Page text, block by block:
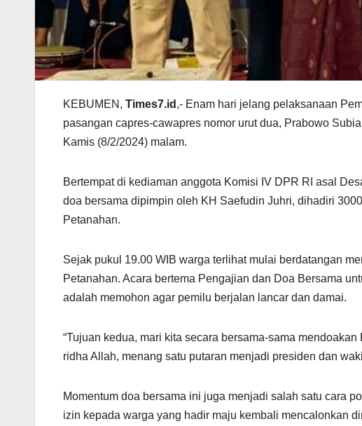
KEBUMEN, Times7.id ,- Enam hari jelang pelaksanaan
pasangan capres-cawapres nomor urut dua, Prabowo
Kamis (8/2/2024) malam.
Bertempat di kediaman anggota Komisi IV DPR RI asal
doa bersama dipimpin oleh KH Saefudin Juhri, dihadiri
Petanahan.
Sejak pukul 19.00 WIB warga terlihat mulai berdatangan
Petanahan. Acara bertema Pengajian dan Doa Bersama
adalah memohon agar pemilu berjalan lancar dan damai.
“Tujuan kedua, mari kita secara bersama-sama
ridha Allah, menang satu putaran menjadi presiden dan
Momentum doa bersama ini juga menjadi salah satu cara
izin kepada warga yang hadir maju kembali mencalonkan